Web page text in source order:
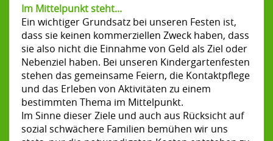
Im Mittelpunkt steht...
Ein wichtiger Grundsatz bei unseren Festen ist,
dass sie keinen kommerziellen Zweck haben, dass
sie also nicht die Einnahme von Geld als Ziel oder
Nebenziel haben. Bei unseren Kindergartenfesten
stehen das gemeinsame Feiern, die Kontaktpflege
und das Erleben von Aktivitäten zu einem
bestimmten Thema im Mittelpunkt.
Im Sinne dieser Ziele und auch aus Rücksicht auf
sozial schwächere Familien bemühen wir uns